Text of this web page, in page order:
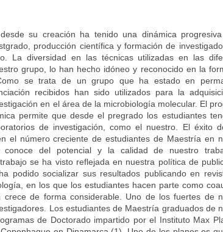
su creación ha tenido una dinámica
producción científica y formación de
La diversidad en las técnicas utilizadas en las
grupo, lo han hecho idóneo y reconocido en la
se trata de un grupo que ha estado en
recibidos han sido utilizados para la
en el área de la microbiología molecular. El
permite que desde el pregrado los estudiantes
de investigación, como el nuestro. El éxito
el número creciente de estudiantes de Maestría en
del potencial y la calidad de nuestro
se ha visto reflejada en nuestra política de
podido socializar sus resultados publicando en
en los que los estudiantes hacen parte como
crece de forma considerable. Uno de los fuertes de
Los estudiantes de Maestría graduados de
de Doctorado impartido por el Instituto Max